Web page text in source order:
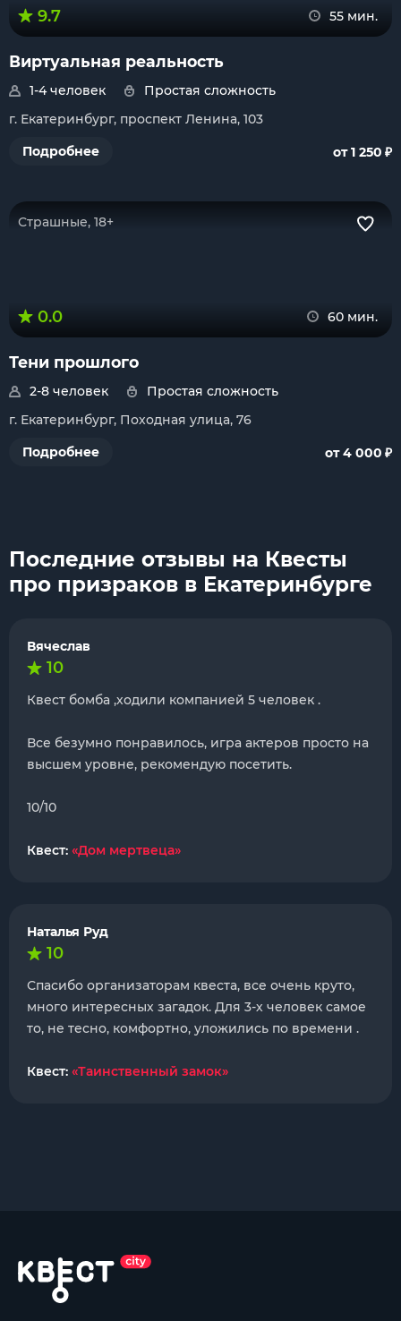
9.7 55 мин.
Виртуальная реальность
1-4 человек
Простая сложность
г. Екатеринбург, проспект Ленина, 103
Подробнее
от 1 250 ₽
Страшные, 18+
0.0 60 мин.
Тени прошлого
2-8 человек
Простая сложность
г. Екатеринбург, Походная улица, 76
Подробнее
от 4 000 ₽
Последние отзывы на Квесты
про призраков в Екатеринбурге
Вячеслав
10
Квест бомба ,ходили компанией 5 человек .
Все безумно понравилось, игра актеров просто на
высшем уровне, рекомендую посетить.
10/10
Квест: «Дом мертвеца»
Наталья Руд
10
Спасибо организаторам квеста, все очень круто,
много интересных загадок. Для 3-х человек самое
то, не тесно, комфортно, уложились по времени .
Квест: «Таинственный замок»